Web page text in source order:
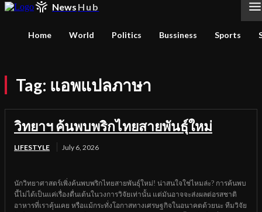
News Hub
Home World Politics Bussiness Sports
Tag: แอพแปลภาษา
วิทยาฯ ค้นพบพริกไทยสายพันธุ์ใหม่
LIFESTYLE July 6, 2026
นักวิทยาศาสตร์เพิ่งค้นพบพริกไทยสายพันธุ์ใหม่! น่าสนใจใช่ไหมล่ะ? การค้นพบ
นี้ไม่ได้เป็นแค่เรื่องตื่นเต้นในวงการวิจัยเท่านั้น แต่มันอาจจะส่งผลต่อรสชาติ
อาหารที่เราคุ้นเคย หรือแม้กระทั่งโอกาสทางเศรษฐกิจในอนาคตด้วยนะ ทีมวิจัย